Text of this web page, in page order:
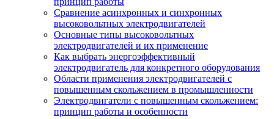
Сравнение асинхронных и синхронных
высоковольтных электродвигателей
Основные типы высоковольтных
электродвигателей и их применение
Как выбрать энергоэффективный
электродвигатель для конкретного оборудования
Области применения электродвигателей с
повышенным скольжением в промышленности
Электродвигатели с повышенным скольжением:
принцип работы и особенности